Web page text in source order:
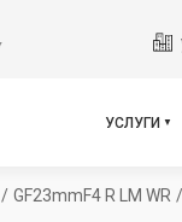
УСЛУГИ
/ GF23mmF4 R LM WR /